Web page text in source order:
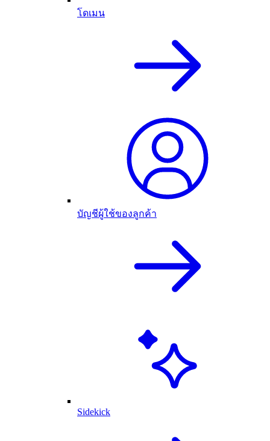
โดเมน
บัญชีผู้ใช้ของลูกค้า
Sidekick